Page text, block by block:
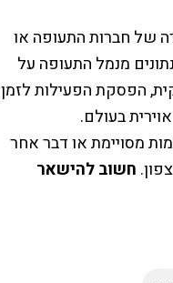
של חברות התעופה או
מנמל התעופה על
הפסקת הפעילות לזמן
בעולם.
מסויימת או דבר אחר
חשוב להישאר